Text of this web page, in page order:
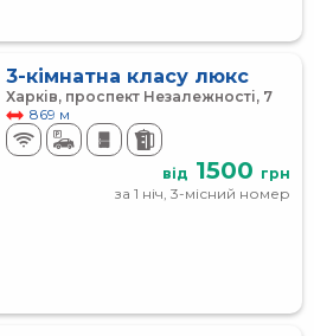
3-кімнатна класу люкс
Харків, проспект Незалежності, 7
869 м
від 1500 грн
за 1 ніч, 3-місний номер